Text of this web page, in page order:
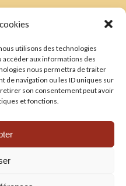
utilisons des technologies
aux informations des
nous permettra de traiter
de navigation ou les ID uniques sur
retirer son consentement peut avoir
et fonctions.